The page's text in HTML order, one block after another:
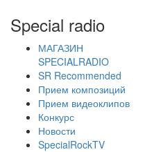
Special radio
МАГАЗИН
SPECIALRADIO
SR Recommended
Прием композиций
Прием видеоклипов
Конкурс
Новости
SpecialRockTV